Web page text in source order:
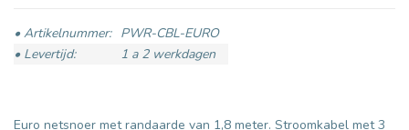
• Artikelnummer: PWR-CBL-EURO
• Levertijd:
1 a 2 werkdagen
Euro netsnoer met randaarde van 1,8 meter. Stroomkabel met 3